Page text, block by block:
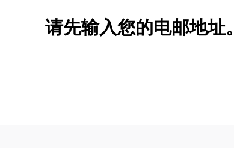
新增/删除选项
请先输入您的电邮地址。